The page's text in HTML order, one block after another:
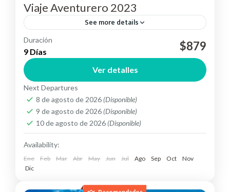
Viaje Aventurero 2023
See more details
Atrévete y aventúrate en los mágicos paisajes que
nos ofrece Ecuador.
Medium
Duración
9 Días $879
Ver detalles
Next Departures
8 de agosto de 2026 (Disponible)
9 de agosto de 2026 (Disponible)
10 de agosto de 2026 (Disponible)
Availability:
Ene Feb Mar Abr May Jun Jul Ago Sep Oct
Nov
Dic